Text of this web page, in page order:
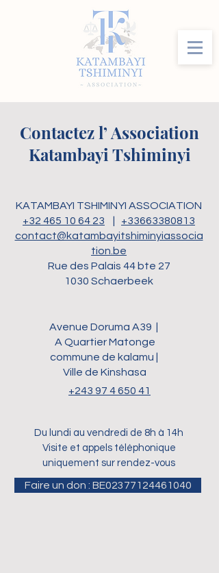
Contactez l’ Association
Katambayi Tshiminyi
KATAMBAYI TSHIMINYI ASSOCIATION
+32 465 10 64 23
+33663380813
contact@katambayitshiminyiassocia
tion.be
Rue des Palais 44 bte 27
1030 Schaerbeek
Avenue Doruma A39 |
A Quartier Matonge
commune de kalamu |
Ville de Kinshasa
+243 97 4 650 41
Du lundi au vendredi de 8h à 14h
Visite et appels téléphonique
uniquement sur rendez-vous
Faire un don : BE02377124461040